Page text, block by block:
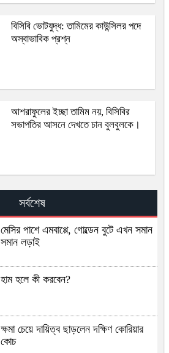
বিসিবি ভোটযুদ্ধ: তামিমের কাউন্সিলর পদে
অস্বাভাবিক প্রশ্ন
আশরাফুলের ইচ্ছা তামিম নয়, বিসিবির
সভাপতির আসনে দেখতে চান বুলবুলকে।
সর্বশেষ
মেসির পাশে এমবাপ্পে, গোল্ডেন বুটে এখন সমান
সমান লড়াই
হাম হলে কী করবেন?
ক্ষমা চেয়ে দায়িত্ব ছাড়লেন দক্ষিণ কোরিয়ার
কোচ